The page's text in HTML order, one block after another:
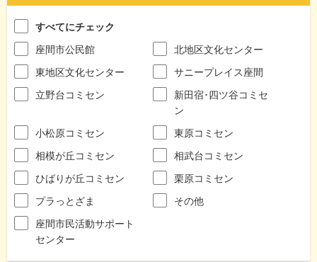
すべてにチェック
座間市公民館
北地区文化センター
東地区文化センター
サニープレイス座間
立野台コミセン
新田宿･四ツ谷コミセ
ン
小松原コミセン
東原コミセン
相模が丘コミセン
相武台コミセン
ひばりが丘コミセン
栗原コミセン
プラっとざま
その他
座間市民活動サポート
センター